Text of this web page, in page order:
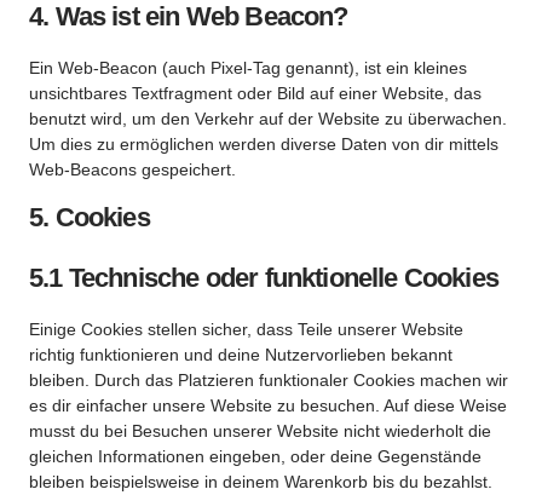
4. Was ist ein Web Beacon?
Ein Web-Beacon (auch Pixel-Tag genannt), ist ein kleines
unsichtbares Textfragment oder Bild auf einer Website, das
benutzt wird, um den Verkehr auf der Website zu überwachen.
Um dies zu ermöglichen werden diverse Daten von dir mittels
Web-Beacons gespeichert.
5. Cookies
5.1 Technische oder funktionelle Cookies
Einige Cookies stellen sicher, dass Teile unserer Website
richtig funktionieren und deine Nutzervorlieben bekannt
bleiben. Durch das Platzieren funktionaler Cookies machen wir
es dir einfacher unsere Website zu besuchen. Auf diese Weise
musst du bei Besuchen unserer Website nicht wiederholt die
gleichen Informationen eingeben, oder deine Gegenstände
bleiben beispielsweise in deinem Warenkorb bis du bezahlst.